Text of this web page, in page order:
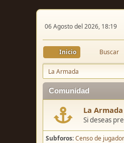
06 Agosto del 2026, 18:19
Inicio Buscar
La Armada
Comunidad
La Armada
Si deseas
Subforos Censo de